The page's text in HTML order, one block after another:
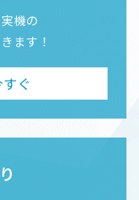
機の
ます！
ぐ